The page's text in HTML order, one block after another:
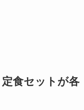
食セットが各